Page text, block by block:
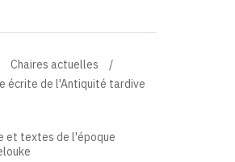
Chaires actuelles
écrite de l'Antiquité tardive
et textes de l'époque